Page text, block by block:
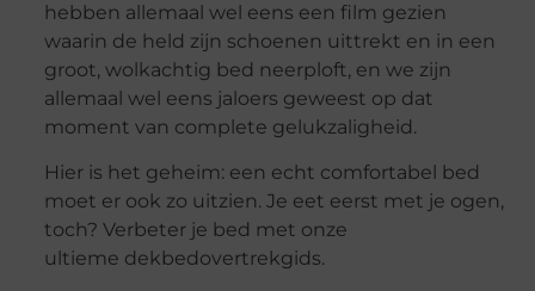
hebben allemaal wel eens een film gezien
waarin de held zijn schoenen uittrekt en in een
groot, wolkachtig bed neerploft, en we zijn
allemaal wel eens jaloers geweest op dat
moment van complete gelukzaligheid.
Hier is het geheim: een echt comfortabel bed
moet er ook zo uitzien. Je eet eerst met je ogen,
toch? Verbeter je bed met onze
ultieme dekbedovertrekgids.